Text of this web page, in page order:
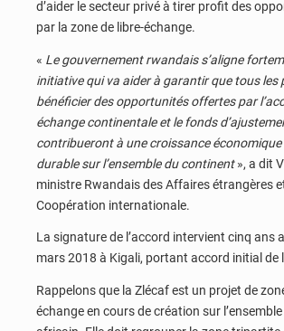
d’aider le secteur privé à tirer profit des
par la zone de libre-échange.
« Le gouvernement rwandais s’aligne
initiative qui va aider à garantir que tous les
bénéficier des opportunités offertes par
échange continentale et le fonds
contribueront à une croissance économique
durable sur l’ensemble du continent», a dit
ministre Rwandais des Affaires étrangères
Coopération internationale.
La signature de l’accord intervient cinq ans
mars 2018 à Kigali, portant accord initial de
Rappelons que la Zlécaf est un projet de
échange en cours de création sur